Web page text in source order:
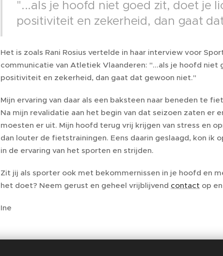
"...als je hoofd niet goed zit, doet je
positiviteit en zekerheid, dan gaat
Het is zoals Rani Rosius vertelde in haar interview voor
communicatie van Atletiek Vlaanderen: "...als je hoofd
positiviteit en zekerheid, dan gaat dat gewoon niet."
Mijn ervaring van daar als een baksteen naar beneden te
Na mijn revalidatie aan het begin van dat seizoen zaten er
moesten er uit. Mijn hoofd terug vrij krijgen van stress en
dan louter de fietstrainingen. Eens daarin geslaagd, kon ik
in de ervaring van het sporten en strijden.
Zit jij als sporter ook met bekommernissen in je hoofd en
het doet? Neem gerust en geheel vrijblijvend contact op
Ine